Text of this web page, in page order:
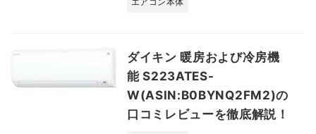
ダイキン 暖房および冷房機
能 S223ATES-
W(ASIN:B0BYNQ2FM2)の
口コミレビューを徹底解説！